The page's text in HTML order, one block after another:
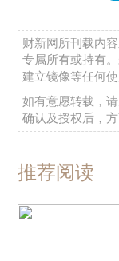
财新网所刊载内
专属所有或持有
建立镜像等任何使
如有意愿转载，
确认及授权后，方
推荐阅读